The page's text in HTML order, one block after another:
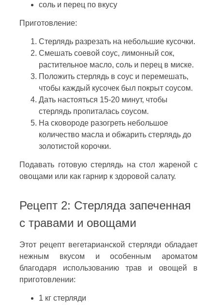
соль и перец по вкусу
Приготовление:
Стерлядь разрезать на небольшие кусочки.
Смешать соевой соус, лимонный сок,
растительное масло, соль и перец в миске.
Положить стерлядь в соус и перемешать,
чтобы каждый кусочек был покрыт соусом.
Дать настояться 15-20 минут, чтобы
стерлядь пропиталась соусом.
На сковороде разогреть небольшое
количество масла и обжарить стерлядь до
золотистой корочки.
Подавать готовую стерлядь на стол жареной с
овощами или как гарнир к здоровой салату.
Рецепт 2: Стерляда запеченная
с травами и овощами
Этот рецепт вегетарианской стерляди обладает
нежным вкусом и особенным ароматом
благодаря использованию трав и овощей в
приготовлении:
1 кг стерляди